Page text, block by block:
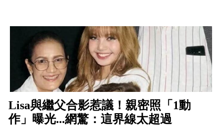
Lisa與繼父合影惹議！親密照「1動
作」曝光...網驚：這界線太超過